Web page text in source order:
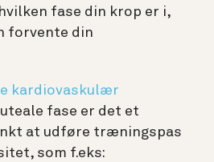
fase din krop er i,
forvente din
kardiovaskulær
fase er det et
at udføre træningspas
som f.eks: